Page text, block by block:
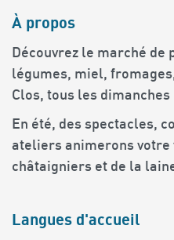
À propos
Découvrez le marché
légumes, miel,
Clos, tous les dimanches
En été, des spectacles,
ateliers animerons votre
châtaigniers et de la
Langues d'accueil